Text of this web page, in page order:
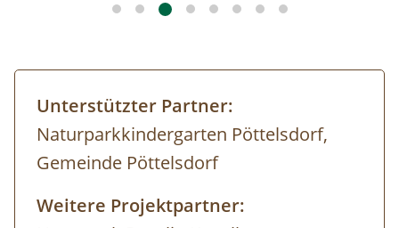
Unterstützter Partner:
Naturparkkindergarten Pöttelsdorf,
Gemeinde Pöttelsdorf
Weitere Projektpartner: